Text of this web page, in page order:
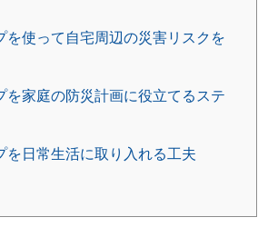
を使って自宅周辺の災害リスクを
を家庭の防災計画に役立てるステ
を日常生活に取り入れる工夫